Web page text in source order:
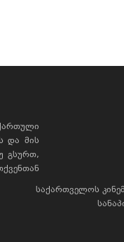
და მის
გსურთ,
საქართველოს